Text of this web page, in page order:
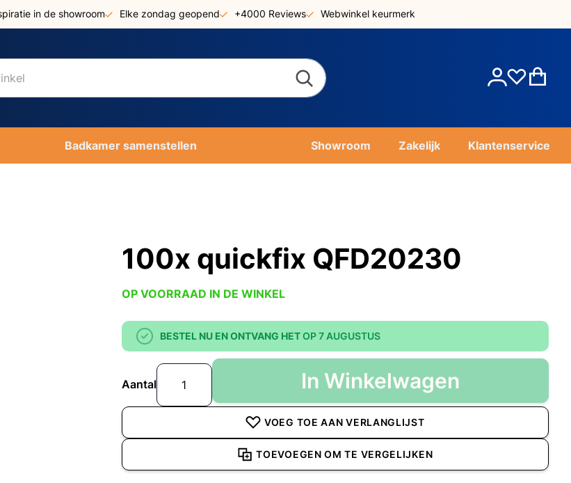
in de showroom Elke zondag geopend +4000 Reviews Webwinkel keurmerk
Account
Badkamer samenstellen Showroom Zakelijk Klantenservice
100x quickfix QFD20230
OP VOORRAAD IN DE WINKEL
BESTEL NU EN ONTVANG HETOP 7 AUGUSTUS
Aantal In Winkelwagen
VOEG TOE AAN VERLANGLIJST
TOEVOEGEN OM TE VERGELIJKEN